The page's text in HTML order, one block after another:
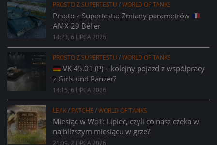
PROSTO Z SUPERTESTU /WORLD OF TANKS
Prsoto z Supertestu: Zmiany parametrów
AMX 29 Bélier
14:23, 6 LIPCA 2026
PROSTO Z SUPERTESTU /WORLD OF TANKS
VK 45.01 (P) – kolejny pojazd z współpracy
z Girls und Panzer?
14:15, 6 LIPCA 2026
LEAK/ PATCHE /WORLD OF TANKS
Miesiąc w WoT: Lipiec, czyli co nasz czeka w
najbliższym miesiącu w grze?
21:09, 2 LIPCA 2026